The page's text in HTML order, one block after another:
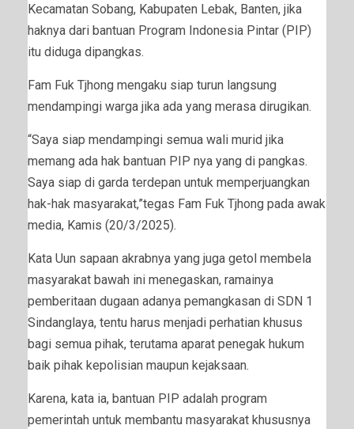
Kecamatan Sobang, Kabupaten Lebak, Banten, jika
haknya dari bantuan Program Indonesia Pintar (PIP)
itu diduga dipangkas.
Fam Fuk Tjhong mengaku siap turun langsung
mendampingi warga jika ada yang merasa dirugikan.
“Saya siap mendampingi semua wali murid jika
memang ada hak bantuan PIP nya yang di pangkas.
Saya siap di garda terdepan untuk memperjuangkan
hak-hak masyarakat,”tegas Fam Fuk Tjhong pada awak
media, Kamis (20/3/2025).
Kata Uun sapaan akrabnya yang juga getol membela
masyarakat bawah ini menegaskan, ramainya
pemberitaan dugaan adanya pemangkasan di SDN 1
Sindanglaya, tentu harus menjadi perhatian khusus
bagi semua pihak, terutama aparat penegak hukum
baik pihak kepolisian maupun kejaksaan.
Karena, kata ia, bantuan PIP adalah program
pemerintah untuk membantu masyarakat khususnya